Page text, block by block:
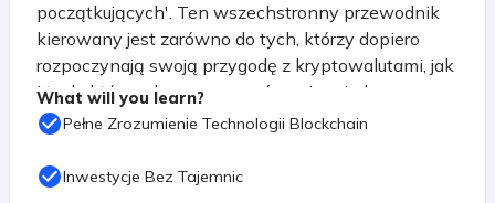
początkujących'. Ten wszechstronny przewodnik
kierowany jest zarówno do tych, którzy dopiero
rozpoczynają swoją przygodę z kryptowalutami, jak
i tych, którzy chcą poszerzyć swoją wiedzę na
temat tej fascynującej dziedziny.
Rozpocznij podróż od podstaw, odkrywając
tajemnice blockchaina i zrozumienie, jak
What will you learn?
Pełne Zrozumienie Technologii Blockchain
Inwestycje Bez Tajemnic